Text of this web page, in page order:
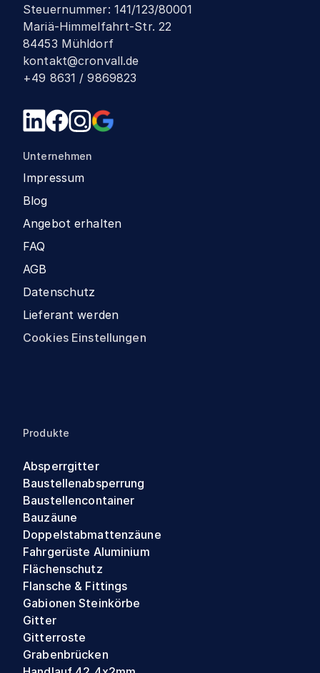
Steuernummer: 141/123/80001
Mariä-Himmelfahrt-Str. 22
84453 Mühldorf
kontakt@cronvall.de
+49 8631 / 9869823
Unternehmen
Impressum
Blog
Angebot erhalten
FAQ
AGB
Datenschutz
Lieferant werden
Cookies Einstellungen
Produkte
Absperrgitter
Baustellenabsperrung
Baustellencontainer
Bauzäune
Doppelstabmattenzäune
Fahrgerüste Aluminium
Flächenschutz
Flansche & Fittings
Gabionen Steinkörbe
Gitter
Gitterroste
Grabenbrücken